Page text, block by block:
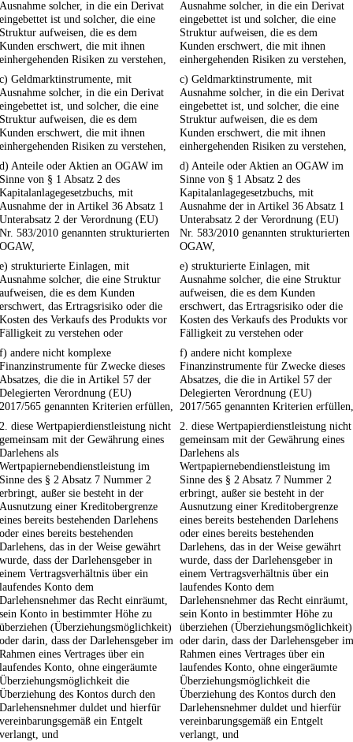
Ausnahme solcher, in die ein Derivat
eingebettet ist und solcher, die eine
Struktur aufweisen, die es dem
Kunden erschwert, die mit ihnen
einhergehenden Risiken zu verstehen,
Ausnahme solcher, in die ein Derivat
eingebettet ist und solcher, die eine
Struktur aufweisen, die es dem
Kunden erschwert, die mit ihnen
einhergehenden Risiken zu verstehen,
c) Geldmarktinstrumente, mit
Ausnahme solcher, in die ein Derivat
eingebettet ist, und solcher, die eine
Struktur aufweisen, die es dem
Kunden erschwert, die mit ihnen
einhergehenden Risiken zu verstehen,
c) Geldmarktinstrumente, mit
Ausnahme solcher, in die ein Derivat
eingebettet ist, und solcher, die eine
Struktur aufweisen, die es dem
Kunden erschwert, die mit ihnen
einhergehenden Risiken zu verstehen,
d) Anteile oder Aktien an OGAW im
Sinne von § 1 Absatz 2 des
Kapitalanlagegesetzbuchs, mit
Ausnahme der in Artikel 36 Absatz 1
Unterabsatz 2 der Verordnung (EU)
Nr. 583/2010 genannten strukturierten
OGAW,
d) Anteile oder Aktien an OGAW im
Sinne von § 1 Absatz 2 des
Kapitalanlagegesetzbuchs, mit
Ausnahme der in Artikel 36 Absatz 1
Unterabsatz 2 der Verordnung (EU)
Nr. 583/2010 genannten strukturierten
OGAW,
e) strukturierte Einlagen, mit
Ausnahme solcher, die eine Struktur
aufweisen, die es dem Kunden
erschwert, das Ertragsrisiko oder die
Kosten des Verkaufs des Produkts vor
Fälligkeit zu verstehen oder
e) strukturierte Einlagen, mit
Ausnahme solcher, die eine Struktur
aufweisen, die es dem Kunden
erschwert, das Ertragsrisiko oder die
Kosten des Verkaufs des Produkts vor
Fälligkeit zu verstehen oder
f) andere nicht komplexe
Finanzinstrumente für Zwecke dieses
Absatzes, die die in Artikel 57 der
Delegierten Verordnung (EU)
2017/565 genannten Kriterien erfüllen,
f) andere nicht komplexe
Finanzinstrumente für Zwecke dieses
Absatzes, die die in Artikel 57 der
Delegierten Verordnung (EU)
2017/565 genannten Kriterien erfüllen,
2. diese Wertpapierdienstleistung nicht
gemeinsam mit der Gewährung eines
Darlehens als
Wertpapiernebendienstleistung im
Sinne des § 2 Absatz 7 Nummer 2
erbringt, außer sie besteht in der
Ausnutzung einer Kreditobergrenze
eines bereits bestehenden Darlehens
oder eines bereits bestehenden
Darlehens, das in der Weise gewährt
wurde, dass der Darlehensgeber in
einem Vertragsverhältnis über ein
laufendes Konto dem
Darlehensnehmer das Recht einräumt,
sein Konto in bestimmter Höhe zu
überziehen (Überziehungsmöglichkeit)
oder darin, dass der Darlehensgeber im
Rahmen eines Vertrages über ein
laufendes Konto, ohne eingeräumte
Überziehungsmöglichkeit die
Überziehung des Kontos durch den
Darlehensnehmer duldet und hierfür
vereinbarungsgemäß ein Entgelt
verlangt, und
2. diese Wertpapierdienstleistung nicht
gemeinsam mit der Gewährung eines
Darlehens als
Wertpapiernebendienstleistung im
Sinne des § 2 Absatz 7 Nummer 2
erbringt, außer sie besteht in der
Ausnutzung einer Kreditobergrenze
eines bereits bestehenden Darlehens
oder eines bereits bestehenden
Darlehens, das in der Weise gewährt
wurde, dass der Darlehensgeber in
einem Vertragsverhältnis über ein
laufendes Konto dem
Darlehensnehmer das Recht einräumt,
sein Konto in bestimmter Höhe zu
überziehen (Überziehungsmöglichkeit)
oder darin, dass der Darlehensgeber im
Rahmen eines Vertrages über ein
laufendes Konto, ohne eingeräumte
Überziehungsmöglichkeit die
Überziehung des Kontos durch den
Darlehensnehmer duldet und hierfür
vereinbarungsgemäß ein Entgelt
verlangt, und